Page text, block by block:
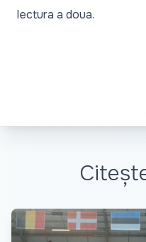
lectura a doua.